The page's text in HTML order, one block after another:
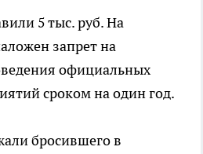
5 тыс. руб. На
запрет на
официальных
сроком на один год.
бросившего в